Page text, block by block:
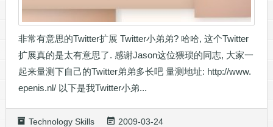
非常有意思的Twitter扩展 Twitter小弟弟? 哈哈, 这个Twitter
扩展真的是太有意思了. 感谢Jason这位猥琐的同志, 大家一
起来量测下自己的Twitter弟弟多长吧 量测地址: http://www.
epenis.nl/ 以下是我Twitter小弟...
Technology Skills 2009-03-24